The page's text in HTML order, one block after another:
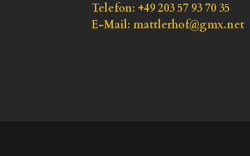
Telefon: +49 203 57 93 70 35
E-Mail: mattlerhof@gmx.net